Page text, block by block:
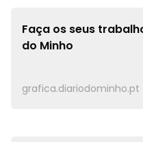
Faça os seus
do Minho
grafica.diariodominho.pt